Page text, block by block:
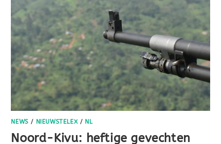
NEWS / NIEUWSTELEX/ NL
Noord-Kivu: heftige gevechten